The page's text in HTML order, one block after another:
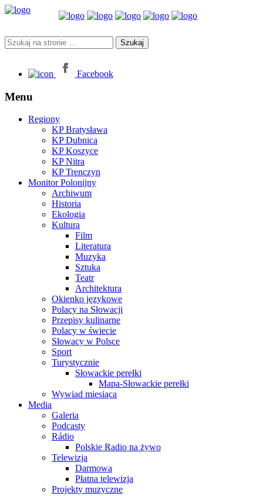
Facebook
Menu
Regiony
KP Bratysława
KP Dubnica
KP Koszyce
KP Nitra
KP Trenczyn
Monitor Polonijny
Archiwum
Historia
Ekologia
Kultura
Film
Literatura
Muzyka
Sztuka
Teatr
Architektura
Okienko językowe
Polacy na Słowacji
Przepisy kulinarne
Polacy w świecie
Słowacy w Polsce
Sport
Turystycznie
Słowackie perełki
Mapa-Słowackie perełki
Wywiad miesiąca
Media
Galeria
Podcasty
Rádio
Polskie Radio na żywo
Telewizja
Darmowa
Płatna telewizja
Projekty muzyczne